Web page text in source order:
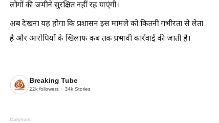
लोगों की जमीनें सुरक्षित नहीं रह पाएंगी।
अब देखना यह होगा कि प्रशासन इस मामले को कितनी गंभीरता से लेता
है और आरोपियों के खिलाफ कब तक प्रभावी कार्रवाई की जाती है।
Breaking Tube
22k followers 34k Stories
Dailyhunt